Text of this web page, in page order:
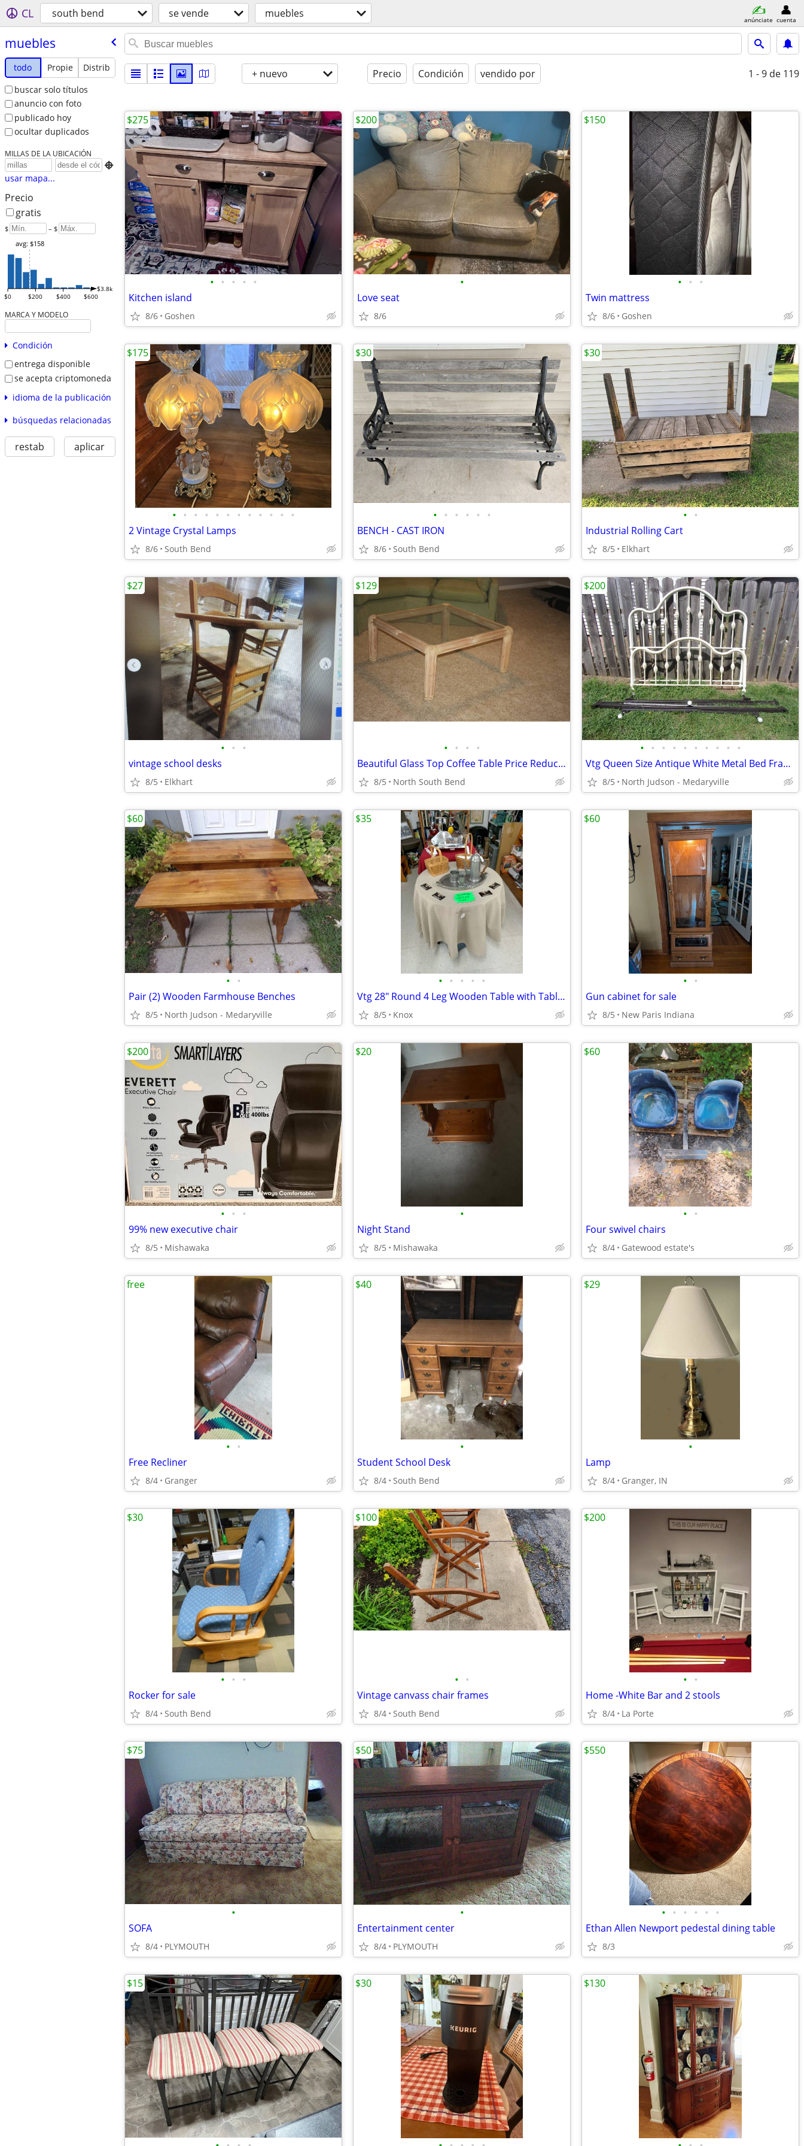
CL south bend se vende muebles anúnciate cuenta
muebles
todo Propie
Distrib
buscar solo títulos
anuncio con foto
publicado hoy
ocultar duplicados
MILLAS DE LA UBICACIÓN

usar mapa...
Precio
gratis
$ – $
$0 $200 $400 $600
$3.8k
avg: $158
MARCA Y MODELO
Condición
entrega disponible
se acepta criptomoneda
idioma de la publicación
búsquedas relacionadas
restab aplicar
+ nuevo Precio Condición vendido por 1 - 9 de 119
• • • • •
Kitchen island
8/6 Goshen
$275
•
Love seat
8/6
$200
• • •
Twin mattress
8/6 Goshen
$150
• • • • • • • • • • • •
2 Vintage Crystal Lamps
8/6 South Bend
$175
• • • • • •
BENCH - CAST IRON
8/6 South Bend
$30
• •
Industrial Rolling Cart
8/5 Elkhart
$30
• • •
vintage school desks
8/5 Elkhart
$27
• • • •
Beautiful Glass Top Coffee Table Price Reduction
8/5 North South Bend
$129
• • • • • • • • • •
Vtg Queen Size Antique White Metal Bed Frame
8/5 North Judson - Medaryville
$200
• •
Pair (2) Wooden Farmhouse Benches
8/5 North Judson - Medaryville
$60
• • • • •
Vtg 28" Round 4 Leg Wooden Table with Tablecloth
8/5 Knox
$35
• •
Gun cabinet for sale
8/5 New Paris Indiana
$60
• • •
99% new executive chair
8/5 Mishawaka
$200
•
Night Stand
8/5 Mishawaka
$20
• •
Four swivel chairs
8/4 Gatewood estate's
$60
• •
Free Recliner
8/4 Granger
free
•
Student School Desk
8/4 South Bend
$40
•
Lamp
8/4 Granger, IN
$29
• • •
Rocker for sale
8/4 South Bend
$30
• •
Vintage canvass chair frames
8/4 South Bend
$100
• •
Home -White Bar and 2 stools
8/4 La Porte
$200
•
SOFA
8/4 PLYMOUTH
$75
•
Entertainment center
8/4 PLYMOUTH
$50
• • • • • •
Ethan Allen Newport pedestal dining table
8/3
$550
$15 $30 $130